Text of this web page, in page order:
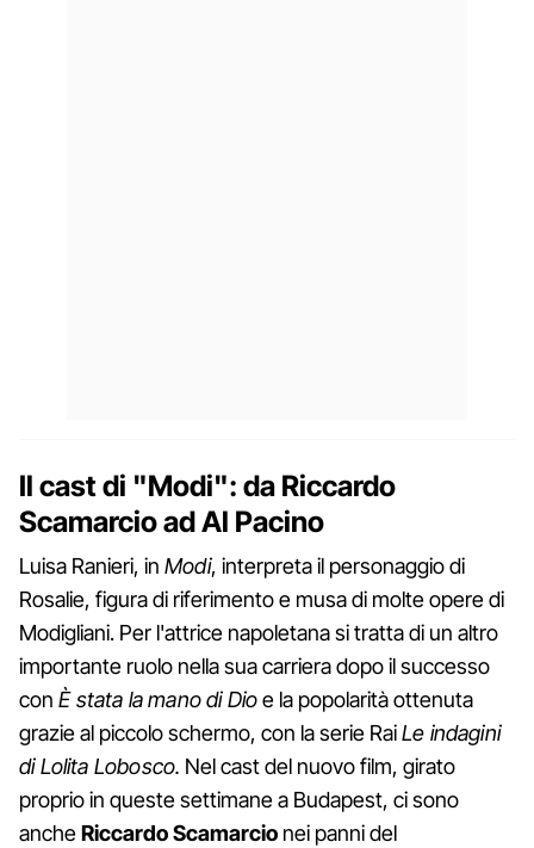
Il cast di "Modi": da Riccardo
Scamarcio ad Al Pacino
Luisa Ranieri, in Modi, interpreta il personaggio di
Rosalie, figura di riferimento e musa di molte opere di
Modigliani. Per l'attrice napoletana si tratta di un altro
importante ruolo nella sua carriera dopo il successo
con È stata la mano di Dioe la popolarità ottenuta
grazie al piccolo schermo, con la serie RaiLe indagini
di Lolita Lobosco. Nel cast del nuovo film, girato
proprio in queste settimane a Budapest, ci sono
ancheRiccardo Scamarcio nei panni del